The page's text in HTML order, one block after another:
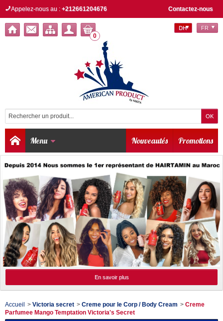
Contactez-nous
Appelez-nous au : +212661204676
0
DH FR
Menu Promotions
Nouveautés
En savoir plus
Accueil > Victoria secret > Creme pour le Corp / Body Cream > Creme
Parfumee Mango Temptation Victoria's Secret